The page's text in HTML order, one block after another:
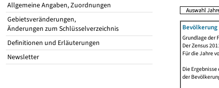
Allgemeine Angaben, Zuordnungen
Gebietsveränderungen,
Änderungen zum Schlüsselverzeichnis
Definitionen und Erläuterungen
Newsletter
Grundlage der
Der Zensus
Für die Jahre
Die
der